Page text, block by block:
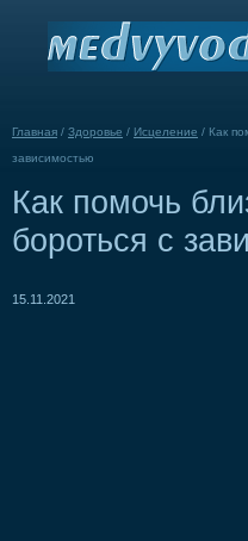
Главная / Здоровье / Исцеление / Как
зависимостью
Как помочь
бороться с
15.11.2021